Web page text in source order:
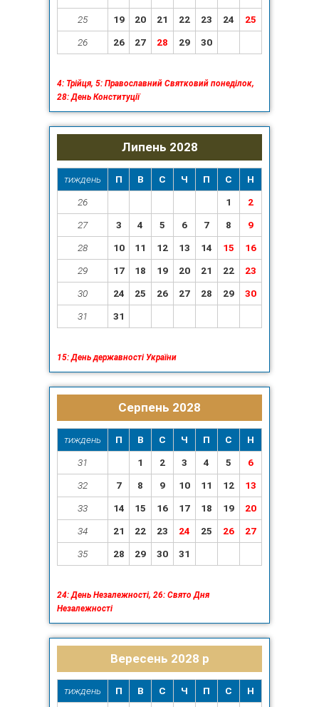
25
19 20 21 22 23 24
25
26
26 27 28 29 30
4: Трійця, 5: Православний Святковий понеділок,
28: День Конституції
Липень 2028
тиждень П В С Ч П С
Н
26
1
2
27
3 4 5 6 7 8
9
28
10 11 12 13 14 15
16
29
17 18 19 20 21 22
23
30
24 25 26 27 28 29
30
31
31
15: День державності України
Серпень 2028
тиждень П В С Ч П С
Н
31
1 2 3 4 5
6
32
7 8 9 10 11 12
13
33
14 15 16 17 18 19
20
34
21 22 23 24 25 26
27
35
28 29 30 31
24: День Незалежності, 26: Свято Дня
Незалежності
Вересень 2028 р
тиждень П В С Ч П С
Н